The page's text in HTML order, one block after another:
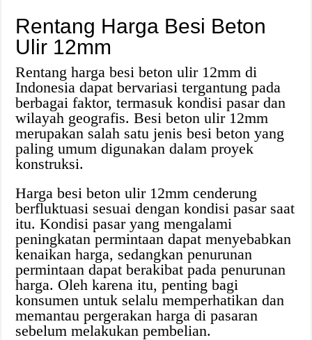
Rentang Harga Besi Beton
Ulir 12mm
Rentang harga besi beton ulir 12mm di
Indonesia dapat bervariasi tergantung pada
berbagai faktor, termasuk kondisi pasar dan
wilayah geografis. Besi beton ulir 12mm
merupakan salah satu jenis besi beton yang
paling umum digunakan dalam proyek
konstruksi.
Harga besi beton ulir 12mm cenderung
berfluktuasi sesuai dengan kondisi pasar saat
itu. Kondisi pasar yang mengalami
peningkatan permintaan dapat menyebabkan
kenaikan harga, sedangkan penurunan
permintaan dapat berakibat pada penurunan
harga. Oleh karena itu, penting bagi
konsumen untuk selalu memperhatikan dan
memantau pergerakan harga di pasaran
sebelum melakukan pembelian.